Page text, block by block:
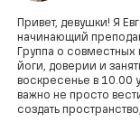
Привет, девушки! Я
начинающий
Группа о совместных
йоги, доверии и
воскресенье в 10.00
важно не просто
создать